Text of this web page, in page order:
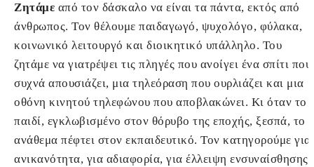
Ζητάμε από τον δάσκαλο να είναι τα πάντα, εκτός από
άνθρωπος. Τον θέλουμε παιδαγωγό, ψυχολόγο, φύλακα,
κοινωνικό λειτουργό και διοικητικό υπάλληλο. Του
ζητάμε να γιατρέψει τις πληγές που ανοίγει ένα σπίτι που
συχνά απουσιάζει, μια τηλεόραση που ουρλιάζει και μια
οθόνη κινητού τηλεφώνου που αποβλακώνει. Κι όταν το
παιδί, εγκλωβισμένο στον θόρυβο της εποχής, ξεσπά, το
ανάθεμα πέφτει στον εκπαιδευτικό. Τον κατηγορούμε για
ανικανότητα, για αδιαφορία, για έλλειψη ενσυναίσθησης,